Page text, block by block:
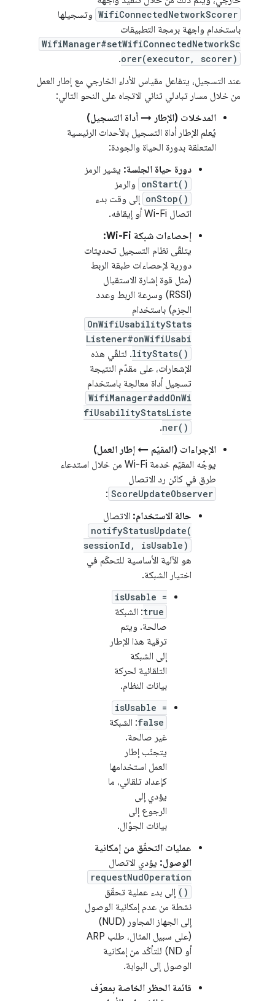
WifiConnectedNetworkScorer وتسجيلها
باستخدام واجهة برمجة التطبيقات
WifiManager#setWifiConnectedNetworkSc
orer(executor, scorer)
.
عند التسجيل، يتفاعل مقياس الأداء الخارجي مع إطار العمل
من خلال مسار تبادلي ثنائي الاتجاه على النحو التالي:
المدخلات (الإطار → أداة التسجيل)
يُعلم الإطار أداة التسجيل بالأحداث الرئيسية
المتعلقة بدورة الحياة والجودة:
دورة حياة الجلسة: يشير الرمز
onStart() والرمز
onStop() إلى وقت بدء
اتصال Wi-Fi أو إيقافه.
إحصاءات شبكة Wi-Fi:
يتلقّى نظام التسجيل تحديثات
دورية لإحصاءات طبقة الربط
(مثل قوة إشارة الاستقبال
(RSSI) وسرعة الربط وعدد
الحِزم) باستخدام
OnWifiUsabilityStats
Listener#onWifiUsabi
lityStats(). لتلقّي هذه
الإشعارات، على مقدّم النتيجة
تسجيل أداة معالجة باستخدام
WifiManager#addOnWi
fiUsabilityStatsListe
ner()
.
الإجراءات (المقيّم ← إطار العمل)
يوجّه المقيّم خدمة Wi-Fi من خلال استدعاء
طرق في كائن رد الاتصال
ScoreUpdateObserver
:
حالة الاستخدام: الاتصال
notifyStatusUpdate(
sessionId, isUsable)
هو الآلية الأساسية للتحكّم في
اختيار الشبكة.
isUsable =
true: الشبكة
صالحة. ويتم
ترقية هذا الإطار
إلى الشبكة
التلقائية لحركة
بيانات النظام.
isUsable =
false: الشبكة
غير صالحة.
يتجنّب إطار
العمل استخدامها
كإعداد تلقائي، ما
يؤدي إلى
الرجوع إلى
بيانات الجوّال.
عمليات التحقّق من إمكانية
الوصول: يؤدي الاتصال
requestNudOperation
() إلى بدء عملية تحقّق
نشطة من عدم إمكانية الوصول
إلى الجهاز المجاور (NUD)
(على سبيل المثال، طلب ARP
أو ND) للتأكّد من إمكانية
الوصول إلى البوابة.
قائمة الحظر الخاصة بمعرّف